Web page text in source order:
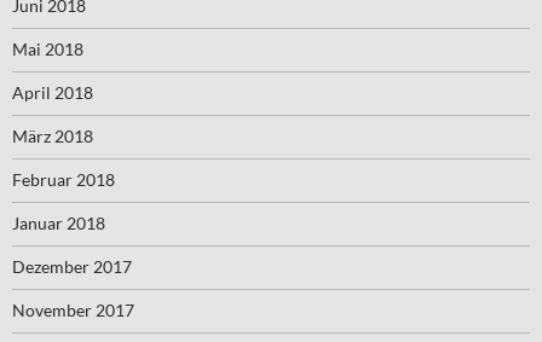
Juni 2018
Mai 2018
April 2018
März 2018
Februar 2018
Januar 2018
Dezember 2017
November 2017